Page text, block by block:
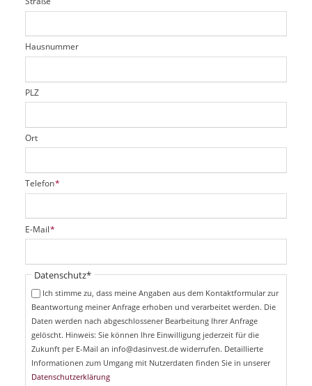
t
r
d
e
d
c
t
f
e
d
Hausnummer
PLZ
Ort
P
f
i
c
t
f
Telefon*
P
f
i
E-Mail*
Pflichtfeld
Datenschutz*
Ich stimme zu, dass meine Angaben aus dem Kontaktformular zur
Beantwortung meiner Anfrage erhoben und verarbeitet werden. Die
Daten werden nach abgeschlossener Bearbeitung Ihrer Anfrage
gelöscht. Hinweis: Sie können Ihre Einwilligung jederzeit für die
Zukunft per E-Mail an info@dasinvest.de widerrufen. Detaillierte
Informationen zum Umgang mit Nutzerdaten finden Sie in unserer
Datenschutzerklärung